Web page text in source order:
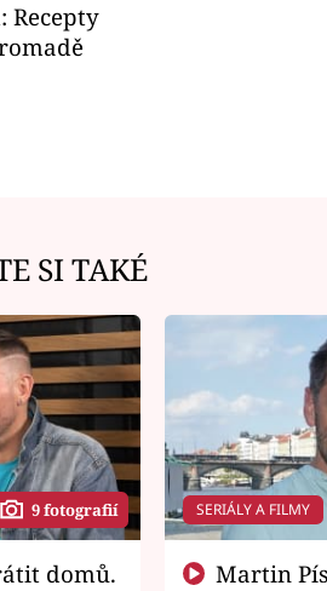
Recepty
SI TAKÉ
9 fotografií SERIÁLY A FILMY